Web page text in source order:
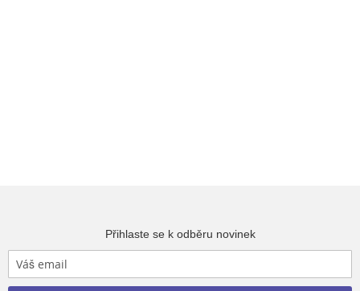
Přihlaste se k odběru novinek